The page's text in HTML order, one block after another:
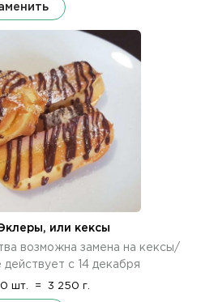
или кексы
возможна замена на кексы/
действует с 14 декабря
шт. = 3 250 г.